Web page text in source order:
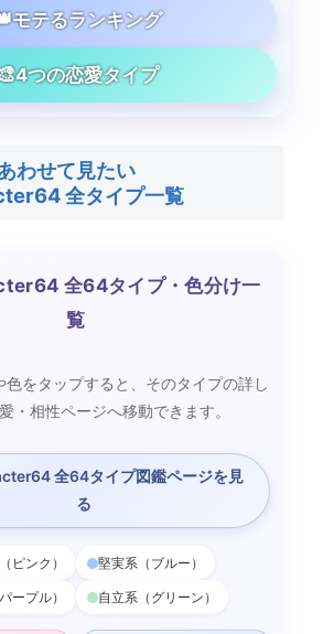
モテるランキング
4つの恋愛タイプ
わせて見たい
全タイプ一覧
全64タイプ・色分け一
覧
色をタップすると、そのタイプの詳し
・相性ページへ移動できます。
全64タイプ図鑑ページを見
る
ピンク） 堅実系（ブルー）
ープル） 自立系（グリーン）